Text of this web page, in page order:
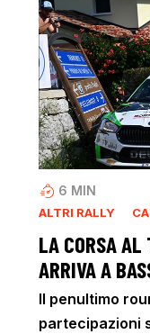
6 MIN
ALTRI RALLY
LA CORSA
ARRIVA A
Il penultimo
partecipazioni